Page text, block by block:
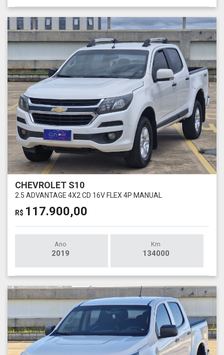
CHEVROLET S10
2.5 ADVANTAGE 4X2 CD 16V FLEX 4P MANUAL
R$ 117.900,00
Ano
2019
Km
134000